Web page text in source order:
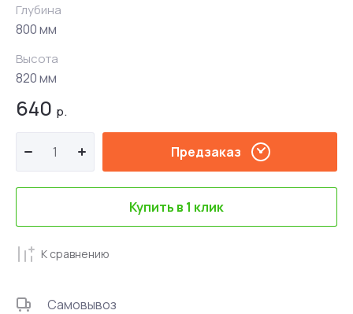
Глубина
800 мм
Высота
820 мм
640 р.
Предзаказ
Купить в 1 клик
К сравнению
Самовывоз